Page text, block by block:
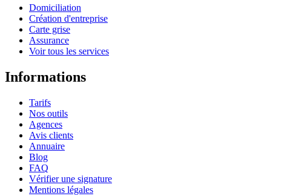
Domiciliation
Création d'entreprise
Carte grise
Assurance
Voir tous les services
Informations
Tarifs
Nos outils
Agences
Avis clients
Annuaire
Blog
FAQ
Vérifier une signature
Mentions légales